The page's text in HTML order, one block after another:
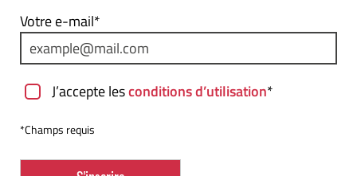
Votre e-mail*
J’accepte lesconditions d’utilisation*
*Champs requis